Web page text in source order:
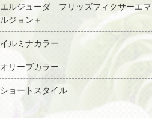
エルジューダ フリッズフィクサーエマ
ルジョン＋
イルミナカラー
オリーブカラー
ショートスタイル